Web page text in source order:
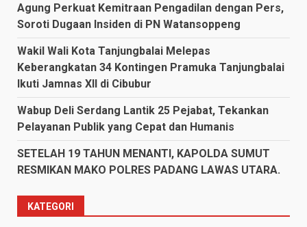
Agung Perkuat Kemitraan Pengadilan dengan Pers,
Soroti Dugaan Insiden di PN Watansoppeng
Wakil Wali Kota Tanjungbalai Melepas
Keberangkatan 34 Kontingen Pramuka Tanjungbalai
Ikuti Jamnas XII di Cibubur
Wabup Deli Serdang Lantik 25 Pejabat, Tekankan
Pelayanan Publik yang Cepat dan Humanis
SETELAH 19 TAHUN MENANTI, KAPOLDA SUMUT
RESMIKAN MAKO POLRES PADANG LAWAS UTARA.
KATEGORI